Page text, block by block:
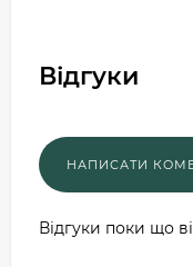
Відгуки
Відгуки поки що